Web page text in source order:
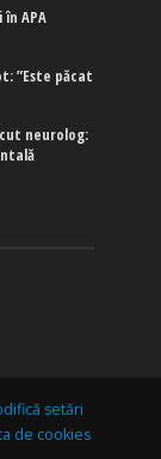
APA
”Este păcat
neurolog:
setări
de cookies